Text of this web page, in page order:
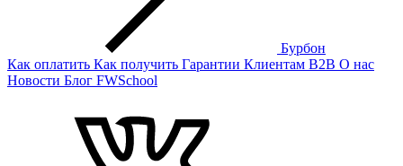
Бурбон
Как оплатить Как получить Гарантии Клиентам B2B О нас
Новости Блог FWSchool